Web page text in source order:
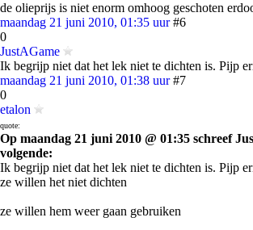
de olieprijs is niet enorm omhoog geschoten
maandag 21 juni 2010, 01:35 uur #6
0
JustAGame
Ik begrijp niet dat het lek niet te dichten is. Pijp
maandag 21 juni 2010, 01:38 uur #7
0
etalon
quote:
Op maandag 21 juni 2010 @ 01:35 schreef
volgende:
Ik begrijp niet dat het lek niet te dichten is. Pijp
ze willen het niet dichten
ze willen hem weer gaan gebruiken